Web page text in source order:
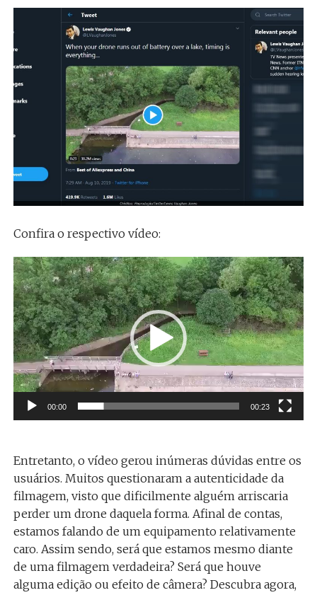
Confira o respectivo vídeo:
Tocador
de
vídeo
00:00 00:23
Entretanto, o vídeo gerou inúmeras dúvidas entre os
usuários. Muitos questionaram a autenticidade da
filmagem, visto que dificilmente alguém arriscaria
perder um drone daquela forma. Afinal de contas,
estamos falando de um equipamento relativamente
caro. Assim sendo, será que estamos mesmo diante
de uma filmagem verdadeira? Será que houve
alguma edição ou efeito de câmera? Descubra agora,